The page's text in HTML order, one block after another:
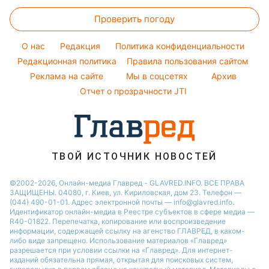
Филипп Киркоров
Ани Лорак
Народные приметы
Все о шоу-бизнесе
Простые блюда
Легкие десерты
Напитки
Праздничное меню
Денежная помощь
Тарифы
Курс валют
Проверить погоду
O нас Редакция
Политика конфиденциальности
Редакционная политика
Правила пользования сайтом
Реклама на сайте
Мы в соцсетях
Архив
Отчет о прозрачности JTI
ТВОЙ ИСТОЧНИК НОВОСТЕЙ
©2002-2026, Онлайн-медиа Главред - GLAVRED.INFO. ВСЕ ПРАВА
ЗАЩИЩЕНЫ. 04080, г. Киев, ул. Кириловская, дом 23. Телефон —
(044) 490-01-01. Адрес электронной почты — info@glavred.info.
Идентификатор онлайн-медиа в Реестре cубъектов в сфере медиа —
R40-01822. Перепечатка, копирование или воспроизведение
информации, содержащей ссылку на агенство ГЛАВРЕД, в каком-
либо виде запрещено. Использование материалов «Главред»
разрешается при условии ссылки на «Главред». Для интернет-
изданий обязательна прямая, открытая для поисковых систем,